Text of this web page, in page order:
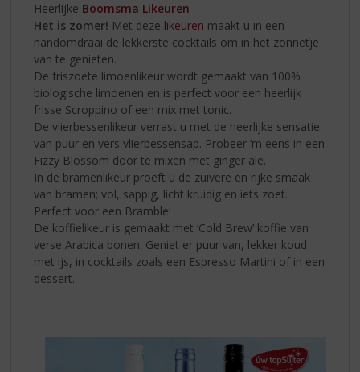
Heerlijke Boomsma Likeuren
Het is zomer! Met deze likeuren maakt u in een
handomdraai de lekkerste cocktails om in het zonnetje
van te genieten.
De friszoete limoenlikeur wordt gemaakt van 100%
biologische limoenen en is perfect voor een heerlijk
frisse Scroppino of een mix met tonic.
De vlierbessenlikeur verrast u met de heerlijke sensatie
van puur en vers vlierbessensap. Probeer ‘m eens in een
Fizzy Blossom door te mixen met ginger ale.
In de bramenlikeur proeft u de zuivere en rijke smaak
van bramen; vol, sappig, licht kruidig en iets zoet.
Perfect voor een Bramble!
De koffielikeur is gemaakt met ‘Cold Brew’ koffie van
verse Arabica bonen. Geniet er puur van, lekker koud
met ijs, in cocktails zoals een Espresso Martini of in een
dessert.